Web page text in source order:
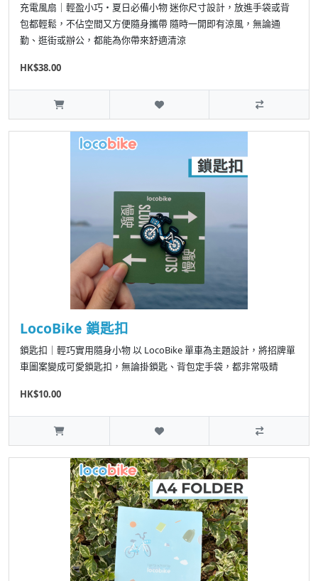
充電風扇｜輕盈小巧・夏日必備小物 迷你尺寸設計，放進手袋或背
包都輕鬆，不佔空間又方便隨身攜帶 隨時一開即有涼風，無論通
勤、逛街或辦公，都能為你帶來舒適清涼
HK$38.00
LocoBike 鎖匙扣
鎖匙扣｜輕巧實用隨身小物 以 LocoBike 單車為主題設計，將招牌單
車圖案變成可愛鎖匙扣，無論掛鎖匙、背包定手袋，都非常吸睛
HK$10.00